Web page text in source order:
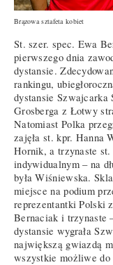
Brązowa sztafeta kobiet
St. szer. spec. Ewa
pierwszego dnia
dystansie.
rankingu,
dystansie Szwajcarka
Grosberga z Łotwy
Natomiast Polka
zajęła st. kpr. Hanna
Hornik, a trzynaste
indywidualnym – na
była Wiśniewska.
miejsce na podium
reprezentantki Polski
Bernaciak i trzynaste
dystansie wygrała
największą gwiazdą
wszystkie możliwe